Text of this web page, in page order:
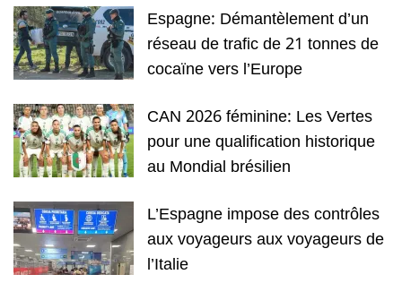
Espagne: Démantèlement d’un
réseau de trafic de 21 tonnes de
cocaïne vers l’Europe
CAN 2026 féminine: Les Vertes
pour une qualification historique
au Mondial brésilien
L’Espagne impose des contrôles
aux voyageurs aux voyageurs de
l’Italie